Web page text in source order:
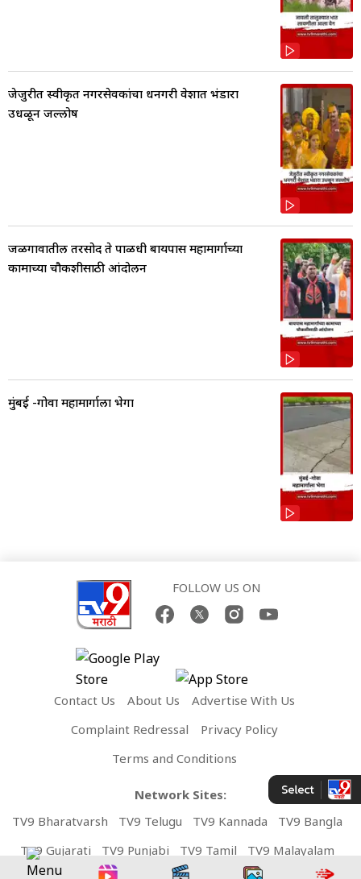
जेजुरीत स्वीकृत नगरसेवकांचा धनगरी वेशात भंडारा
उधळून जल्लोष
जळगावातील तरसोद ते पाळधी बायपास महामार्गाच्या
कामाच्या चौकशीसाठी आंदोलन
मुंबई -गोवा महामार्गाला भेगा
FOLLOW US ON
Contact Us About Us
Advertise With Us
Complaint Redressal
Privacy Policy
Terms and Conditions
Network Sites:
TV9 Bharatvarsh
TV9 Telugu TV9 Kannada
TV9 Bangla
TV9 Gujarati
TV9 Punjabi TV9 Tamil
TV9 Malayalam